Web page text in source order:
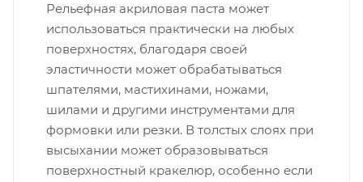
Рельефная акриловая паста может
использоваться практически на любых
поверхностях, благодаря своей
эластичности может обрабатываться
шпателями, мастихинами, ножами,
шилами и другими инструментами для
формовки или резки. В толстых слоях при
высыхании может образовываться
поверхностный кракелюр, особенно если